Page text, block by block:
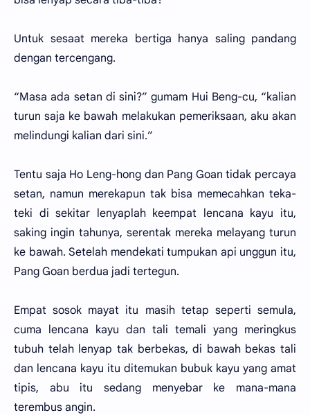
Untuk sesaat mereka bertiga hanya saling pandang
dengan tercengang.
“Masa ada setan di sini?” gumam Hui Beng-cu, “kalian
turun saja ke bawah melakukan pemeriksaan, aku akan
melindungi kalian dari sini.”
Tentu saja Ho Leng-hong dan Pang Goan tidak percaya
setan, namun merekapun tak bisa memecahkan teka-
teki di sekitar lenyaplah keempat lencana kayu itu,
saking ingin tahunya, serentak mereka melayang turun
ke bawah. Setelah mendekati tumpukan api unggun itu,
Pang Goan berdua jadi tertegun.
Empat sosok mayat itu masih tetap seperti semula,
cuma lencana kayu dan tali temali yang meringkus
tubuh telah lenyap tak berbekas, di bawah bekas tali
dan lencana kayu itu ditemukan bubuk kayu yang amat
tipis, abu itu sedang menyebar ke mana-mana
terembus angin.